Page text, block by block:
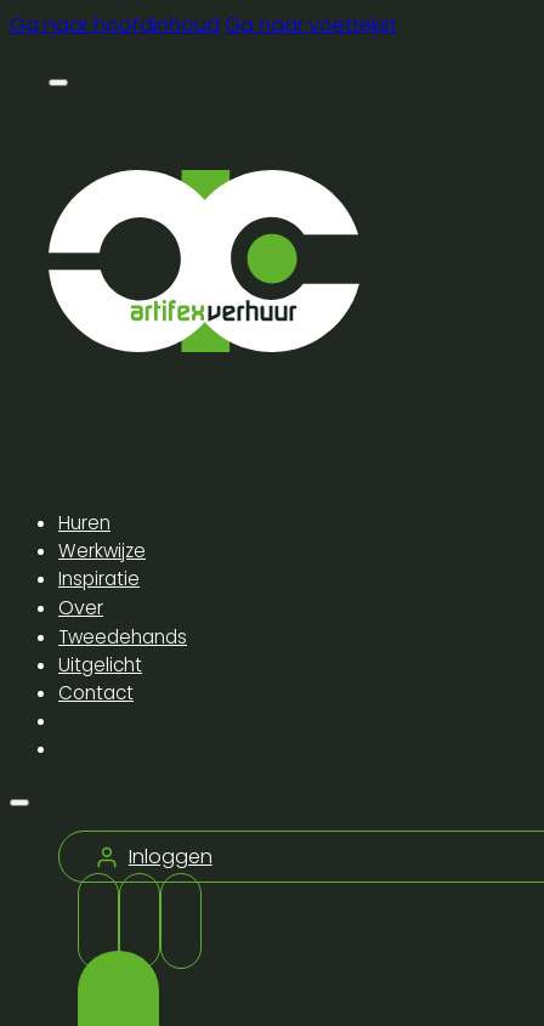
Ga naar hoofdinhoud Ga naar voettekst
Huren
Werkwijze
Inspiratie
Over
Tweedehands
Uitgelicht
Contact
Inloggen